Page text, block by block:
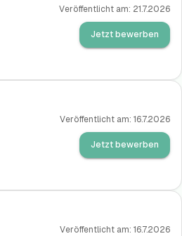
Veröffentlicht am: 21.7.2026
Jetzt bewerben
Veröffentlicht am: 16.7.2026
Jetzt bewerben
Veröffentlicht am: 16.7.2026